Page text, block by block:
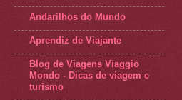
Andarilhos do Mundo
Aprendiz de Viajante
Blog de Viagens Viaggio
Mondo - Dicas de viagem e
turismo